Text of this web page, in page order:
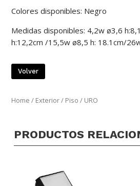
Colores disponibles: Negro
Medidas disponibles: 4,2w ø3,6
h:12,2cm /15,5w ø8,5 h: 18.1cm/
Volver
Home / Exterior/ Piso / URO
PRODUCTOS